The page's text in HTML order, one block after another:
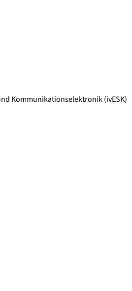
Kommunikationselektronik (ivESK)